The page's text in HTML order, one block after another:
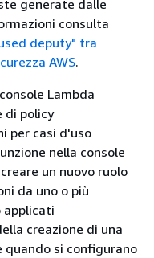
generate dalle
consulta
deputy" tra
AWS.
Lambda
di policy
per casi d'uso
nella console
un nuovo ruolo
da uno o più
applicati
creazione di una
quando si configurano